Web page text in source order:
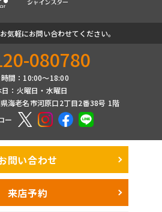
気軽にお問い合わせてください。
080780
間：10:00〜18:00
日：火曜日・水曜日
海老名市河原口2丁目2番38号 1階
ー
問い合わせ
来店予約